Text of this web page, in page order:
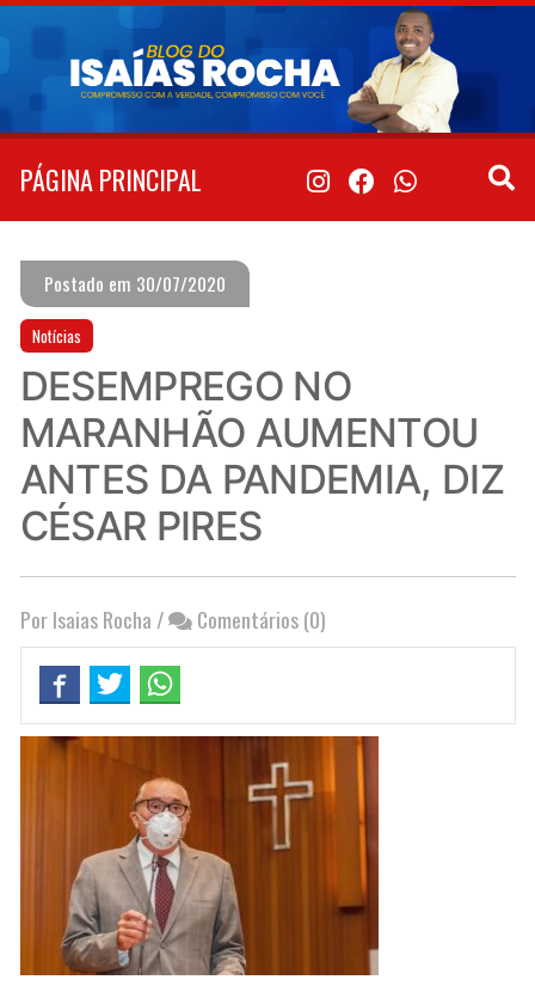
Pular
conteúdo
PÁGINA PRINCIPAL
Postado em 30/07/2020
Notícias
DESEMPREGO NO
MARANHÃO AUMENTOU
ANTES DA PANDEMIA, DIZ
CÉSAR PIRES
Por Isaias Rocha / Comentários (0)